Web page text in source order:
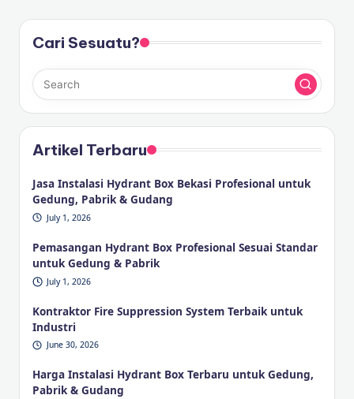
Cari Sesuatu?
Artikel Terbaru
Jasa Instalasi Hydrant Box Bekasi Profesional untuk
Gedung, Pabrik & Gudang
July 1, 2026
Pemasangan Hydrant Box Profesional Sesuai Standar
untuk Gedung & Pabrik
July 1, 2026
Kontraktor Fire Suppression System Terbaik untuk
Industri
June 30, 2026
Harga Instalasi Hydrant Box Terbaru untuk Gedung,
Pabrik & Gudang